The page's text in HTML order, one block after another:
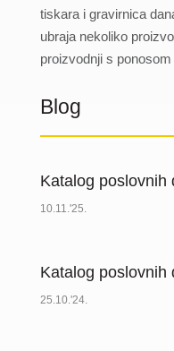
tiskara i gravirnica
ubraja nekoliko
proizvodnji s ponosom
Blog
Katalog poslovnih
10.11.'25.
Katalog poslovnih
25.10.'24.